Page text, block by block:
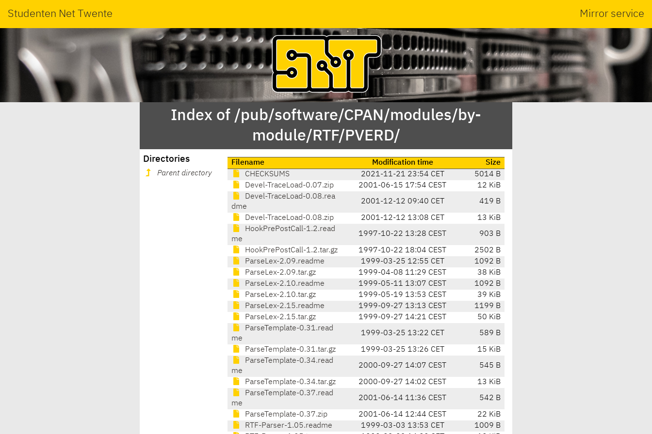
Studenten Net Twente Mirror service
Index of /pub/software/CPAN/modules/by-
module/RTF/PVERD/
Directories
Parent directory
Filename Modification time
Size
CHECKSUMS
2021-11-21 23:54 CET
5014 B
Devel-TraceLoad-0.07.zip
2001-06-15 17:54 CEST
12 KiB
Devel-TraceLoad-0.08.rea
dme
2001-12-12 09:40 CET 419 B
Devel-TraceLoad-0.08.zip 2001-12-12 13:08 CET
13 KiB
HookPrePostCall-1.2.read
me
1997-10-22 13:28 CEST 903 B
HookPrePostCall-1.2.tar.gz 1997-10-22 18:04 CEST
2502 B
ParseLex-2.09.readme
1999-03-25 12:55 CET
1092 B
ParseLex-2.09.tar.gz
1999-04-08 11:29 CEST
38 KiB
ParseLex-2.10.readme
1999-05-11 13:07 CEST
1092 B
ParseLex-2.10.tar.gz
1999-05-19 13:53 CEST
39 KiB
ParseLex-2.15.readme
1999-09-27 13:13 CEST
1199 B
ParseLex-2.15.tar.gz
1999-09-27 14:21 CEST
50 KiB
ParseTemplate-0.31.read
me
1999-03-25 13:22 CET 589 B
ParseTemplate-0.31.tar.gz 1999-03-25 13:26 CET
15 KiB
ParseTemplate-0.34.read
me
2000-09-27 14:07 CEST 545 B
ParseTemplate-0.34.tar.gz 2000-09-27 14:02 CEST
13 KiB
ParseTemplate-0.37.read
me
2001-06-14 11:36 CEST 542 B
ParseTemplate-0.37.zip 2001-06-14 12:44 CEST
22 KiB
RTF-Parser-1.05.readme
1999-03-03 13:53 CET
1009 B